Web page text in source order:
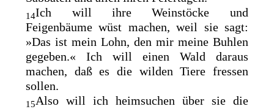
14Ich will ihre Weinstöcke und
Feigenbäume wüst machen, weil sie sagt:
»Das ist mein Lohn, den mir meine Buhlen
gegeben.« Ich will einen Wald daraus
machen, daß es die wilden Tiere fressen
sollen.
15Also will ich heimsuchen über sie die